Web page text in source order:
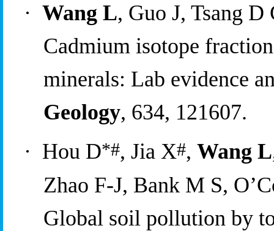
· Wang L, Guo J, Tsang
Cadmium isotope
minerals: Lab evidence
Geology, 634, 121607.
· Hou D*#, Jia X#, Wang L
Zhao F-J, Bank M S,
Global soil pollution by